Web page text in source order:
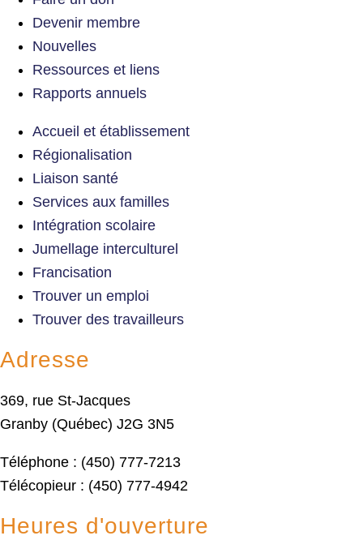
Devenir membre
Nouvelles
Ressources et liens
Rapports annuels
Accueil et établissement
Régionalisation
Liaison santé
Services aux familles
Intégration scolaire
Jumellage interculturel
Francisation
Trouver un emploi
Trouver des travailleurs
Adresse
369, rue St-Jacques
Granby (Québec) J2G 3N5
Téléphone : (450) 777-7213
Télécopieur : (450) 777-4942
Heures d'ouverture